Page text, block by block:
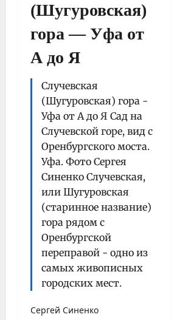
(Шугуровская)
гора — Уфа от
А до Я
Случевская
(Шугуровская) гора -
Уфа от А до Я Сад на
Случевской горе, вид с
Оренбургского моста.
Уфа. Фото Сергея
Синенко Случевская,
или Шугуровская
(старинное название)
гора рядом с
Оренбургской
переправой - одно из
самых живописных
городских мест.
Сергей Синенко